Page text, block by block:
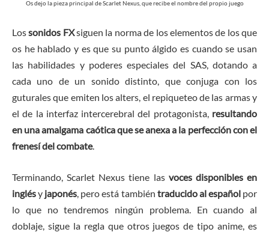
Os dejo la pieza principal de Scarlet Nexus, que recibe el nombre del propio juego
Lossonidos FXsiguen la norma de los elementos de los que
os he hablado y es que su punto álgido es cuando se usan
las habilidades y poderes especiales del SAS, dotando a
cada uno de un sonido distinto, que conjuga con los
guturales que emiten los alters, el repiqueteo de las armas y
el de la interfaz intercerebral del protagonista, resultando
en una amalgama caótica que se anexa a la perfección con el
frenesí del combate.
Terminando, Scarlet Nexus tiene las voces disponibles en
inglésy japonés , pero está también traducido al españolpor
lo que no tendremos ningún problema. En cuando al
doblaje, sigue la regla que otros juegos de tipo anime, es